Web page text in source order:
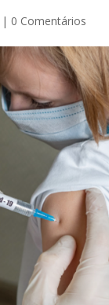
| 0 Comentários